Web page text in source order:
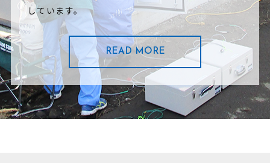
しています。
READ MORE